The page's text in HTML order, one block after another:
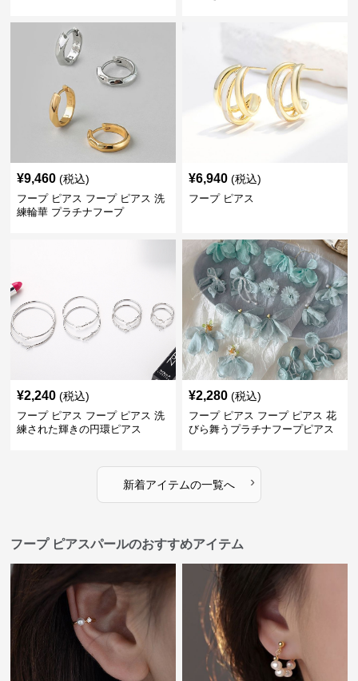
¥9,460 (税込)
フープ ピアス フープ ピアス 洗
練輪華 プラチナフープ
¥6,940 (税込)
フープ ピアス
¥2,240 (税込)
フープ ピアス フープ ピアス 洗
練された輝きの円環ピアス
¥2,280 (税込)
フープ ピアス フープ ピアス 花
びら舞うプラチナフープピアス
新着アイテムの一覧へ ›
フープ ピアスパールのおすすめアイテム